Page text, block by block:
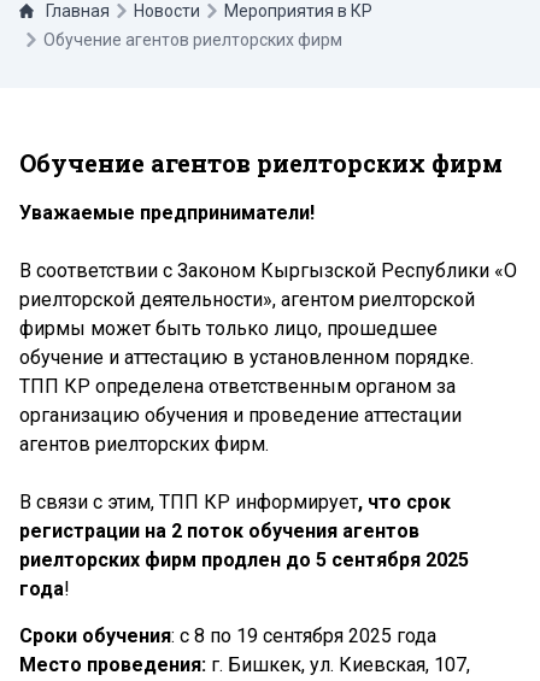
Главная Новости
Мероприятия в КР
Обучение агентов риелторских фирм
Обучение агентов риелторских фирм
Уважаемые предприниматели!
В соответствии с Законом Кыргызской Республики «О
риелторской деятельности», агентом риелторской
фирмы может быть только лицо, прошедшее
обучение и аттестацию в установленном порядке.
ТПП КР определена ответственным органом за
организацию обучения и проведение аттестации
агентов риелторских фирм.
В связи с этим, ТПП КР информирует, что срок
регистрации на 2 поток обучения агентов
риелторских фирм продлен до 5 сентября 2025
года!
Сроки обучения: с 8 по 19 сентября 2025 года
Место проведения: г. Бишкек, ул. Киевская, 107,